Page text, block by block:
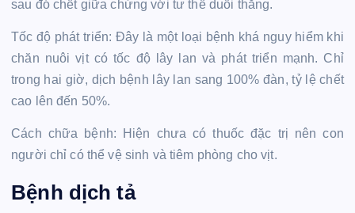
sau đó chết giữa chừng với tư thế duỗi thẳng.
Tốc độ phát triển: Đây là một loại bệnh khá nguy hiểm khi
chăn nuôi vịt có tốc độ lây lan và phát triển mạnh. Chỉ
trong hai giờ, dịch bệnh lây lan sang 100% đàn, tỷ lệ chết
cao lên đến 50%.
Cách chữa bệnh: Hiện chưa có thuốc đặc trị nên con
người chỉ có thể vệ sinh và tiêm phòng cho vịt.
Bệnh dịch tả